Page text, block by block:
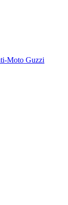
Moto Guzzi